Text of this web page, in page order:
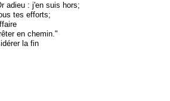
adieu : j'en suis hors;
tes efforts;
en chemin."
la fin